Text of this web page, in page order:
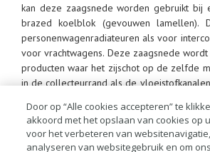
kan deze zaagsnede worden gebruikt bij
brazed koelblok (gevouwen lamellen).
personenwagenradiateuren als voor
voor vrachtwagens. Deze zaagsnede
producten waar het zijschot op de zelfde
in de collecteurrand als de
Nissens zegt verder dat het de techniek
veelvuldig heeft getest. Telkens met
Door op “Alle cookies accepteren” te
akkoord met het opslaan van cookies op
voor het verbeteren van
analyseren van websitegebruik en om